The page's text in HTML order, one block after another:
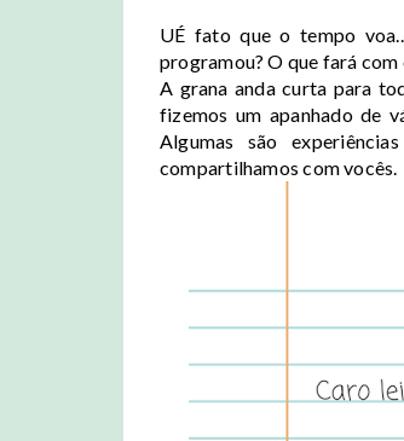
UÉ fato que o tempo
programou? O que fará com
A grana anda curta para
fizemos um apanhado de
Algumas são
compartilhamos com vocês.